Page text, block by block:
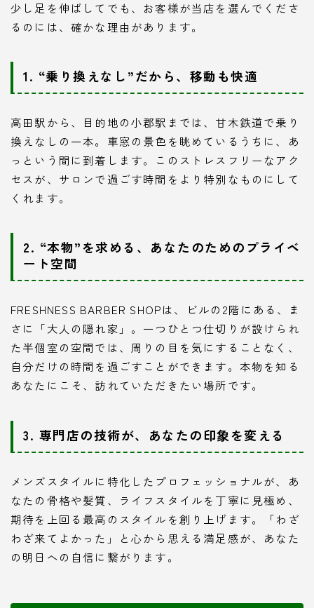
少し足を伸ばしてでも、お客様が当店を選んでくださ
るのには、確かな理由があります。
1. “乗り換えなし”だから、移動も快適
高田駅から、目的地の小郡駅までは、甘木鉄道で乗り
換えなしの一本。車窓の景色を眺めているうちに、あ
っという間に到着します。このストレスフリーなアク
セスが、サロンで過ごす時間をより特別なものにして
くれます。
2. “本物”を求める、あなたのためのプライベ
ート空間
FRESHNESS BARBER SHOPは、ビルの2階にある、ま
さに「大人の隠れ家」。一つひとつ仕切りが設けられ
た半個室の空間では、周りの目を気にすることなく、
自分だけの時間を過ごすことができます。本物を知る
あなたにこそ、訪れていただきたい場所です。
3. 専門店の技術が、あなたの印象を変える
メンズスタイルに特化したプロフェッショナルが、あ
なたの骨格や髪質、ライフスタイルを丁寧に見極め、
期待を上回る最高のスタイルを創り上げます。「わざ
わざ来てよかった」と心から思える満足感が、あなた
の明日への自信に繋がります。